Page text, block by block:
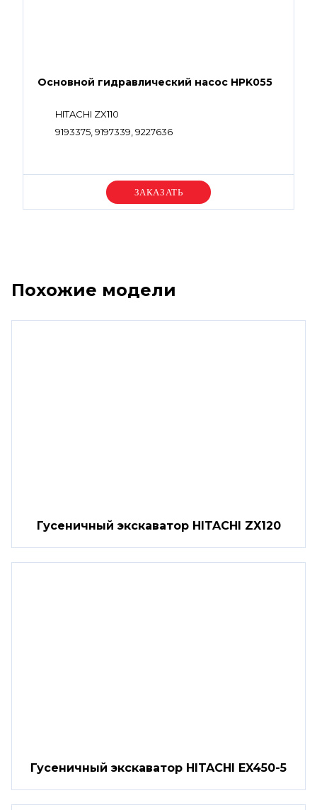
Основной гидравлический насос HPK055
HITACHI ZX110
9193375, 9197339, 9227636
Уточняйте цену
Похожие модели
Гусеничный экскаватор HITACHI ZX120
Гусеничный экскаватор HITACHI EX450-5